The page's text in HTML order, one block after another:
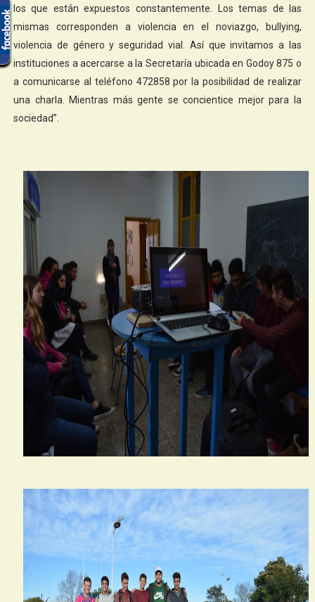
los que están expuestos constantemente. Los temas de las
mismas corresponden a violencia en el noviazgo, bullying,
violencia de género y seguridad vial. Así que invitamos a las
instituciones a acercarse a la Secretaría ubicada en Godoy 875 o
a comunicarse al teléfono 472858 por la posibilidad de realizar
una charla. Mientras más gente se concientice mejor para la
sociedad”.